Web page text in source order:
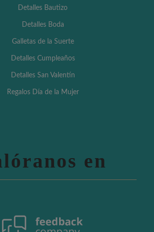
Detalles Bautizo
Detalles Boda
Galletas de la Suerte
Detalles Cumpleaños
Detalles San Valentín
Regalos Día de la Mujer
en